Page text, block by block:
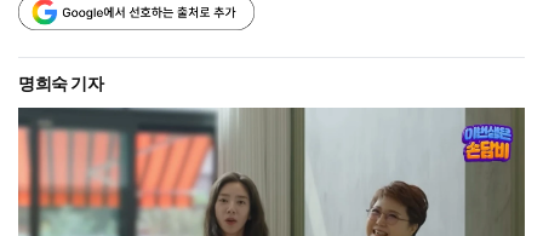
명희숙 기자